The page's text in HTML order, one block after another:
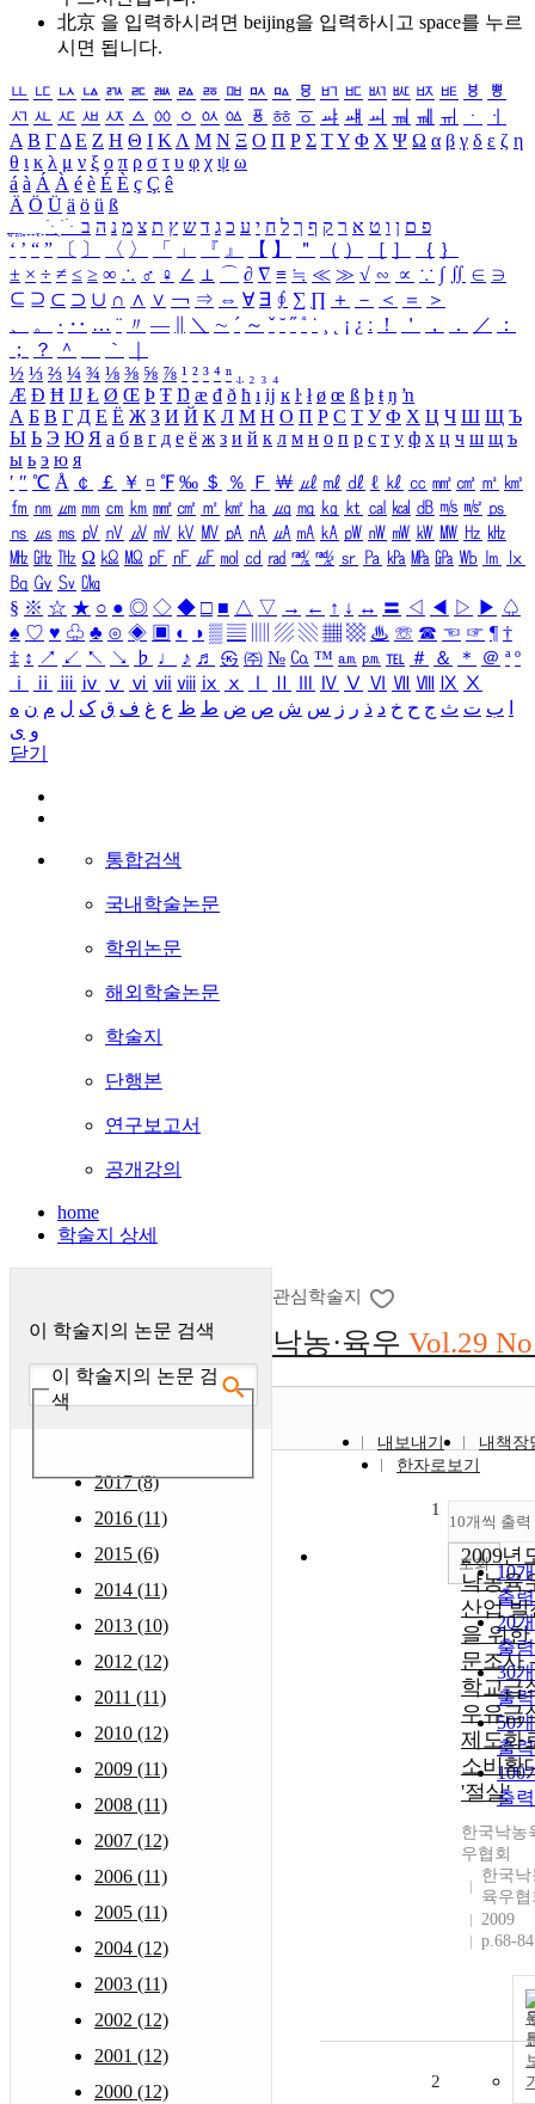
北京 을 입력하시려면 beijing을 입력하시고 space를 누르
시면 됩니다.
ㅥ ㅦ ㅧ ㅨ ㅩ ㅪ ㅫ ㅬ ㅭ ㅮ ㅯ ㅰ ㅱ ㅲ ㅳ ㅴ ㅵ ㅶ ㅷ ㅸ
ㅹ
ㅺ ㅻ ㅼ ㅽ ㅾ ㅿ ㆀ ㆁ ㆂ ㆃ ㆄ ㆅ ㆆ ㆇ ㆈ ㆉ ㆊ ㆋ ㆌ ㆍ
ㆎ
Α Β ΓΔ Ε Ζ Η Θ Ι ΚΛ Μ Ν Ξ Ο Π Ρ Σ ΤΥ Φ Χ Ψ Ω α β γ δ ε ζ η
θ ι κ λ μ ν ξ ο π ρ σ τ υ φ χ ψ ω
á à Á À é è É È ç Ç ê
Ä Ö Ü ä ö ü ß
ִֶֹ ֻּ ׁׂ פ ם ן ו ט א ר ק ף ך ל ח י ע כ ג ד ש ץ ת צ מ נ ה ב
‘ ’ “ ” 〔 〕 〈 〉 「 」 『 』 【 】 ＂ （ ） ［ ］ ｛ ｝
± × ÷ ≠ ≤ ≥ ∞ ∴ ♂ ♀ ∠ ⊥ ⌒ ∂ ∇ ≡ ≒ ≪ ≫ √ ∽ ∝ ∵ ∫ ∬ ∈ ∋
⊆ ⊇ ⊂ ⊃ ∪ ∩ ∧ ∨ ￢ ⇒ ⇔ ∀ ∃ ∮ ∑ ∏ ＋ － ＜ ＝
＞
、
。 · ‥ … ¨ 〃 ― ＼ ∼ ´ ～ ˇ ˘ ˝ ˚ ˙ ¸ ¡ ¿ ː ！ ＇ ， ． ／
：
；
？ ＾ ｀
½ ⅓ ⅔ ¼ ¾ ⅛ ⅜ ⅝ ⅞ ¹ ² ³ ⁴ ⁿ ₁ ₂ ₃ ₄
Æ Ð Ħ Ĳ Ł Ø Œ Þ Ŧ Ŋ æ đ ð ħ ı ĳ ĸ ŀ ł ø œ ß þ ŧ ŋ ŉ
А Б В Г Д Е Ё Ж З И Й К Л М Н О П Р С Т У Ф Х Ц Ч Ш Щ Ъ
Ы Ь Э Ю Я а б в г д е ё ж з и й к л м н о п р с т у ф х ц ч ш щ ъ
ы ь э ю я
′ ″ ℃ Å ￠ ￡ ￥ ¤ ℉ ‰ ＄ ％ Ｆ ￦ ㎕ ㎖ ㎗ ℓ ㎘ ㏄ ㎣ ㎤ ㎥ ㎦
㎙ ㎚ ㎛ ㎜ ㎝ ㎞ ㎟ ㎠ ㎡ ㎢ ㏊ ㎍ ㎎ ㎏ ㏏ ㎈ ㎉ ㏈ ㎧ ㎨ ㎰
㎱ ㎲ ㎳ ㎴ ㎵ ㎶ ㎷ ㎸ ㎹ ㎀ ㎁ ㎂ ㎃ ㎄ ㎺ ㎻ ㎽ ㎾ ㎿ ㎐ ㎑
㎒ ㎓ ㎔ Ω ㏀ ㏁ ㎊ ㎋ ㎌ ㏖ ㏅ ㎭ ㎮ ㎯ ㏛ ㎩ ㎪ ㎫ ㎬ ㏝ ㏐
㏓
㏃ ㏉ ㏜ ㏆
§ ※ ☆ ★ ○ ● ◎ ◇ ◆ □ ■ △ ▽ → ← ↑ ↓ ↔ 〓 ◁ ◀ ▷ ▶ ♤
♠ ♡ ♥ ♧ ♣ ⊙ ◈ ▣ ◐ ◑ ▒ ▤ ▨ ▧ ▦ ▩ ♨ ☏ ☎ ☜ ☞ ¶ †
‡ ↕ ↗ ↙ ↖ ↘ ♭ ♩ ♪ ♬ ㉿ ㈜ № ㏇ ™ ㏂ ㏘ ℡ ＃ ＆ ＊ ＠ ª º
ⅰ
ⅱ ⅲ ⅳ ⅴ ⅵ ⅶ ⅷ ⅸ ⅹ Ⅳ Ⅴ Ⅵ Ⅶ Ⅷ Ⅸ Ⅹ
ب ت ث ج ح خ د ذ ر ز س ش ص ض ط ظ ع غ ف ق ک ل م ن ه
و ی
닫기
통합검색
국내학술논문
학위논문
해외학술논문
학술지
단행본
연구보고서
공개강의
home
학술지 상세
이 학술지의 논문 검색
이 학술지의 논문 검
색
2017 (8)
2016 (11)
2015 (6)
2014 (11)
2013 (10)
2012 (12)
2011 (11)
2010 (12)
2009 (11)
2008 (11)
2007 (12)
2006 (11)
2005 (11)
2004 (12)
2003 (11)
2002 (12)
2001 (12)
2000 (12)
관심학술지
낙농·육우 Vol.29
내보내기
내책장
한자로보기
10개씩 출력
10
출력
20
출력
30
출력
50
출력
100
출력
조회
1
2009년
낙농육
산업 발
을 위한
문조사 -
학교급
우유급
제도화
소비확
'절실'
한국낙농
우협회
한국낙
육우협
2009
p.68-84
2